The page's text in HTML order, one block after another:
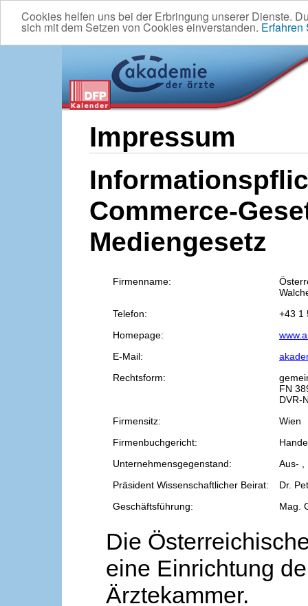
Cookies helfen uns bei der Erbringung unserer Dienste.
sich mit dem Setzen von Cookies einverstanden. Erfahren
Impressum
Commerce-
Mediengesetz
Firmenname:
Telefon:
+43 1
Homepage:
E-Mail:
Rechtsform:
FN
DVR-
Firmensitz:
Wien
Firmenbuchgericht:
Unternehmensgegenstand:
Aus- ,
Präsident Wissenschaftlicher Beirat:
Dr.
Geschäftsführung:
Mag.
Die
eine Einrichtung
Ärztekammer.